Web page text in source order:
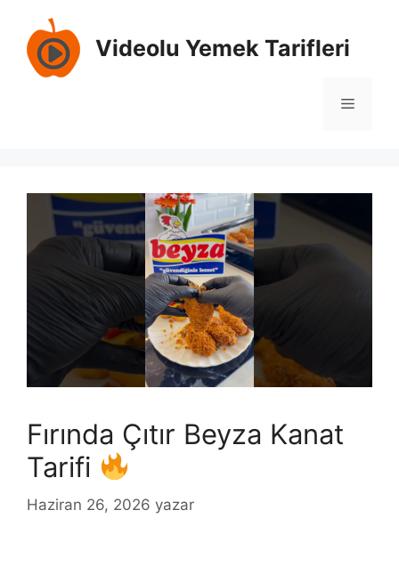
Videolu Yemek Tarifleri
Menü
Fırında Çıtır Beyza Kanat
Tarifi
Haziran 26, 2026 yazar